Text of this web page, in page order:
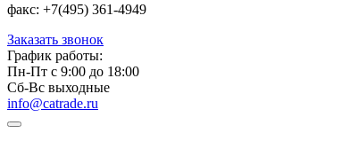
факс: +7(495) 361-4949
Заказать звонок
График работы:
Пн-Пт с 9:00 до 18:00
Сб-Вс выходные
info@catrade.ru